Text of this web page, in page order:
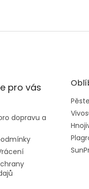
pro vás
dopravu a